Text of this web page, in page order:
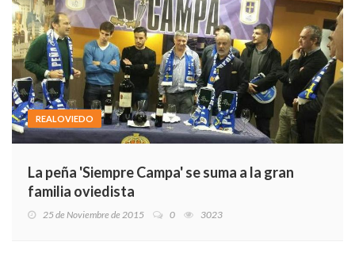
REALOVIEDO
La peña 'Siempre Campa' se suma a la gran
familia oviedista
25 de Noviembre de 2015 0 3023